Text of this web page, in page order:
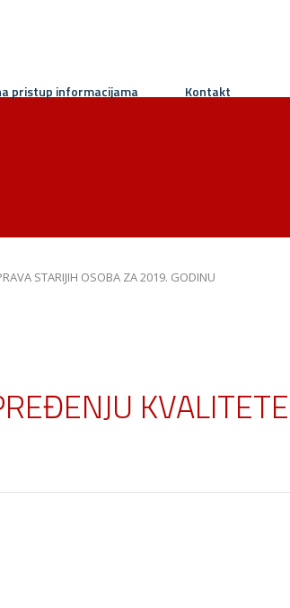
pristup informacijama Kontakt
STARIJIH OSOBA ZA 2019. GODINU
KVALITETE